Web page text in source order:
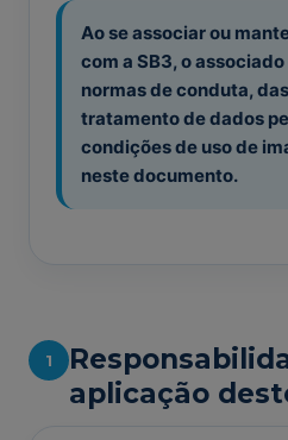
Ao se associar ou
com a SB3, o
normas de conduta,
tratamento de dados
condições de uso de
neste documento.
1
aplicação